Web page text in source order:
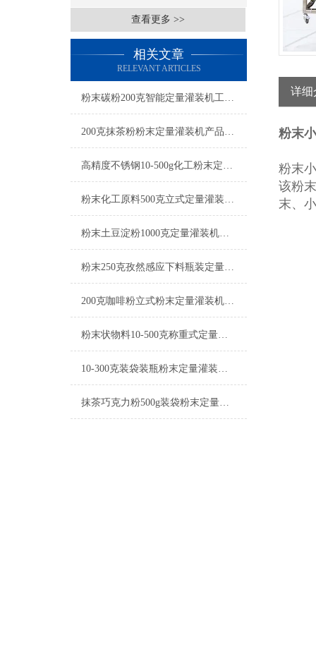
查看更多 >>
相关文章
RELEVANT ARTICLES
粉末碳粉200克智能定量灌装机工厂生产
200克抹茶粉粉末定量灌装机产品简介
高精度不锈钢10-500g化工粉末定量灌装机操作简单
粉末化工原料500克立式定量灌装机参数
粉末土豆淀粉1000克定量灌装机厂家
粉末250克孜然感应下料瓶装定量灌装机设备
200克咖啡粉立式粉末定量灌装机简介
粉末状物料10-500克称重式定量灌装机操作简单
10-300克装袋装瓶粉末定量灌装机简介
抹茶巧克力粉500g装袋粉末定量灌装机
详细
粉末
粉末
该粉
末、